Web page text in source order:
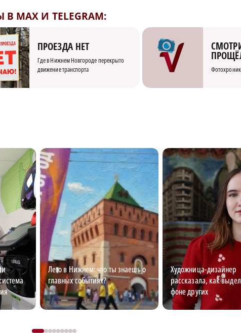
И TELEGRAM:
ПРОЕЗДА НЕТ
Где в Нижнем Новгороде перекрыто
движение транспорта
Лето в Нижнем: что ты знаешь о
главных событиях?
Художница-дизайнер
рассказала, как
фоне других